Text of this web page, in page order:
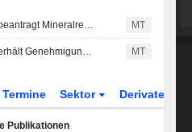
Anson Resources beantragt Mineralrechte für Green-River-Lithiumprojekt in den USA; Aktie auf 5,5-Jahres-Tief MT
Anson Resources erhält Genehmigung für Small-Scale-Mining-Betrieb bei US-Lithiumprojekt, Aktie +9% MT
Termine Sektor Derivate
Publikationen